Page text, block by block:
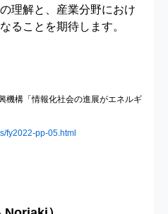
理解と、産業分野におけ
ることを期待します。
機構「情報化社会の進展がエネルギ
fy2022-pp-05.html